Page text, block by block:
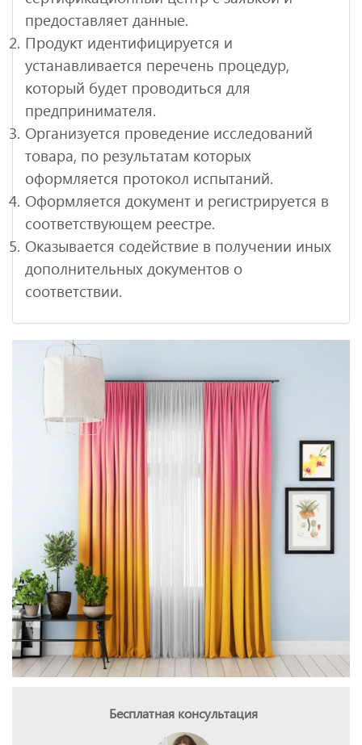
предоставляет данные.
Продукт идентифицируется и
устанавливается перечень процедур,
который будет проводиться для
предпринимателя.
Организуется проведение исследований
товара, по результатам которых
оформляется протокол испытаний.
Оформляется документ и регистрируется в
соответствующем реестре.
Оказывается содействие в получении иных
дополнительных документов о
соответствии.
Бесплатная консультация